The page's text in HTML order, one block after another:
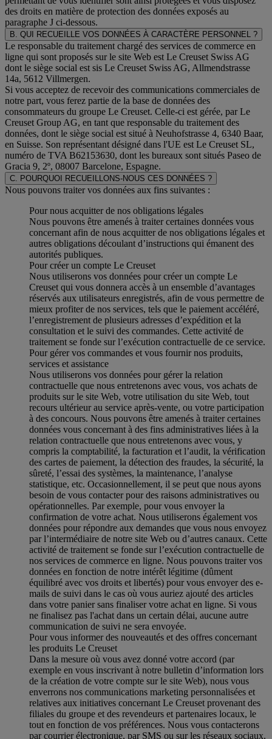
des droits en matière de protection des données exposés au
paragraphe J ci-dessous.
B. QUI RECUEILLE VOS DONNÉES À CARACTÈRE PERSONNEL ?
Le responsable du traitement chargé des services de commerce en
ligne qui sont proposés sur le site Web est Le Creuset Swiss AG
dont le siège social est sis Le Creuset Swiss AG, Allmendstrasse
14a, 5612 Villmergen.
Si vous acceptez de recevoir des communications commerciales de
notre part, vous ferez partie de la base de données des
consommateurs du groupe Le Creuset. Celle-ci est gérée, par Le
Creuset Group AG, en tant que responsable du traitement des
données, dont le siège social est situé à Neuhofstrasse 4, 6340 Baar,
en Suisse. Son représentant désigné dans l'UE est Le Creuset SL,
numéro de TVA B62153630, dont les bureaux sont situés Paseo de
Gracia 9, 2º, 08007 Barcelone, Espagne.
C. POURQUOI RECUEILLONS-NOUS CES DONNÉES ?
Nous pouvons traiter vos données aux fins suivantes :
Pour nous acquitter de nos obligations légales
Nous pouvons être amenés à traiter certaines données vous
concernant afin de nous acquitter de nos obligations légales et
autres obligations découlant d’instructions qui émanent des
autorités publiques.
Pour créer un compte Le Creuset
Nous utiliserons vos données pour créer un compte Le
Creuset qui vous donnera accès à un ensemble d’avantages
réservés aux utilisateurs enregistrés, afin de vous permettre de
mieux profiter de nos services, tels que le paiement accéléré,
l’enregistrement de plusieurs adresses d’expédition et la
consultation et le suivi des commandes. Cette activité de
traitement se fonde sur l’exécution contractuelle de ce service.
Pour gérer vos commandes et vous fournir nos produits,
services et assistance
Nous utiliserons vos données pour gérer la relation
contractuelle que nous entretenons avec vous, vos achats de
produits sur le site Web, votre utilisation du site Web, tout
recours ultérieur au service après-vente, ou votre participation
à des concours. Nous pouvons être amenés à traiter certaines
données vous concernant à des fins administratives liées à la
relation contractuelle que nous entretenons avec vous, y
compris la comptabilité, la facturation et l’audit, la vérification
des cartes de paiement, la détection des fraudes, la sécurité, la
sûreté, l’essai des systèmes, la maintenance, l’analyse
statistique, etc. Occasionnellement, il se peut que nous ayons
besoin de vous contacter pour des raisons administratives ou
opérationnelles. Par exemple, pour vous envoyer la
confirmation de votre achat. Nous utiliserons également vos
données pour répondre aux demandes que vous nous envoyez
par l’intermédiaire de notre site Web ou d’autres canaux. Cette
activité de traitement se fonde sur l’exécution contractuelle de
nos services de commerce en ligne. Nous pouvons traiter vos
données en fonction de notre intérêt légitime (dûment
équilibré avec vos droits et libertés) pour vous envoyer des e-
mails de suivi dans le cas où vous auriez ajouté des articles
dans votre panier sans finaliser votre achat en ligne. Si vous
ne finalisez pas l'achat dans un certain délai, aucune autre
communication de suivi ne sera envoyée.
Pour vous informer des nouveautés et des offres concernant
les produits Le Creuset
Dans la mesure où vous avez donné votre accord (par
exemple en vous inscrivant à notre bulletin d’information lors
de la création de votre compte sur le site Web), nous vous
enverrons nos communications marketing personnalisées et
relatives aux initiatives concernant Le Creuset provenant des
filiales du groupe et des revendeurs et partenaires locaux, le
tout en fonction de vos préférences. Nous vous contacterons
par courrier électronique, par SMS ou sur les réseaux sociaux,